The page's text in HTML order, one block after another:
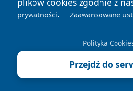
plików cookies zgodnie z
prywatności. Zaawansowane
Polityka
Przejdź do
News Autorzy
Polityka
Prywatności